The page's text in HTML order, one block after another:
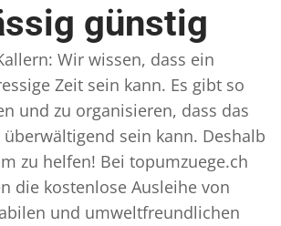
günstig
Wir wissen, dass ein
Zeit sein kann. Es gibt so
und zu organisieren, dass das
sein kann. Deshalb
zu helfen! Bei topumzuege.ch
die kostenlose Ausleihe von
und umweltfreundlichen